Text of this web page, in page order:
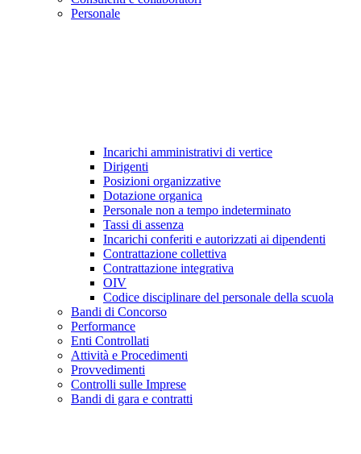
Personale
Incarichi amministrativi di vertice
Dirigenti
Posizioni organizzative
Dotazione organica
Personale non a tempo indeterminato
Tassi di assenza
Incarichi conferiti e autorizzati ai dipendenti
Contrattazione collettiva
Contrattazione integrativa
OIV
Codice disciplinare del personale della scuola
Bandi di Concorso
Performance
Enti Controllati
Attività e Procedimenti
Provvedimenti
Controlli sulle Imprese
Bandi di gara e contratti